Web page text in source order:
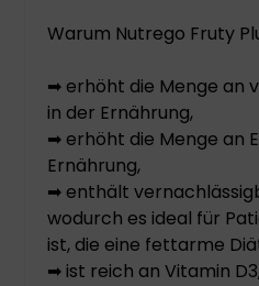
Warum Nutrego Fruty
➡ erhöht die Menge an
in der Ernährung,
➡ erhöht die Menge an
Ernährung,
➡ enthält
wodurch es ideal für
ist, die eine fettarme
➡ ist reich an Vitamin